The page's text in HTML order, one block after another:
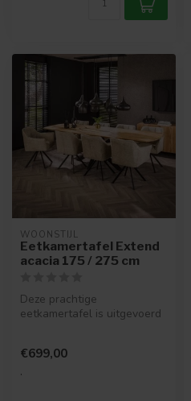
WOONSTIJL
Eetkamertafel Extend
acacia 175 / 275 cm
Deze prachtige
eetkamertafel is uitgevoerd
€699,00
.